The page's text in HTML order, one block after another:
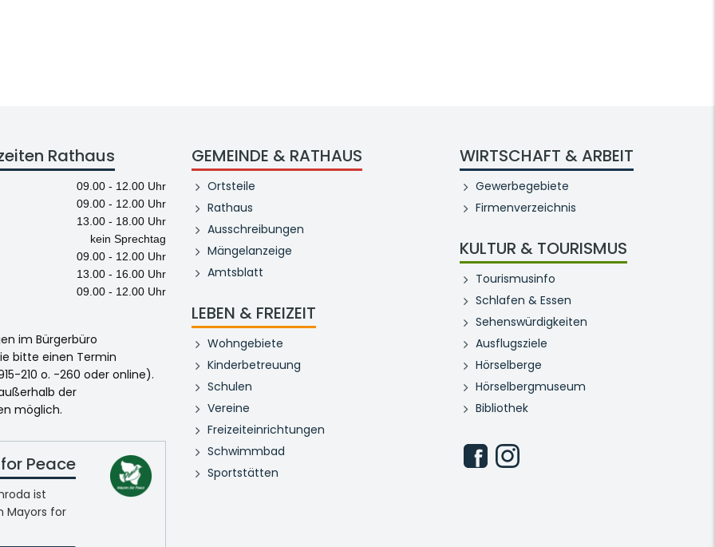
Rathaus
09.00 - 12.00 Uhr
09.00 - 12.00 Uhr
13.00 - 18.00 Uhr
kein Sprechtag
09.00 - 12.00 Uhr
13.00 - 16.00 Uhr
09.00 - 12.00 Uhr
im Bürgerbüro
bitte einen Termin
210 o. -260 oder online).
der
möglich.
Peace
ist
Mayors for
GEMEINDE & RATHAUS
Ortsteile
Rathaus
Ausschreibungen
Mängelanzeige
Amtsblatt
LEBEN & FREIZEIT
Wohngebiete
Kinderbetreuung
Schulen
Vereine
Freizeiteinrichtungen
Schwimmbad
Sportstätten
WIRTSCHAFT & ARBEIT
Gewerbegebiete
Firmenverzeichnis
KULTUR & TOURISMUS
Tourismusinfo
Schlafen & Essen
Sehenswürdigkeiten
Ausflugsziele
Hörselberge
Hörselbergmuseum
Bibliothek